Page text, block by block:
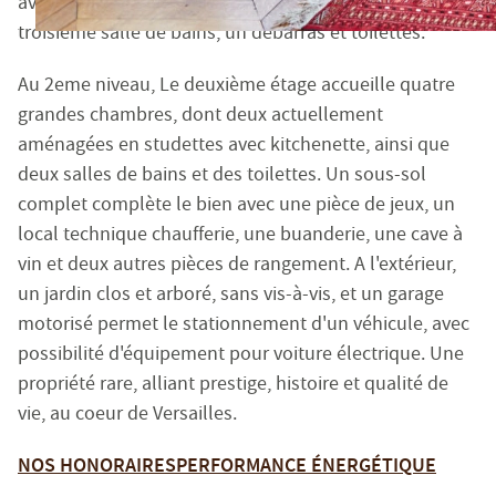
troisième salle de bains, un débarras et toilettes.
Au 2eme niveau, Le deuxième étage accueille quatre
grandes chambres, dont deux actuellement
aménagées en studettes avec kitchenette, ainsi que
deux salles de bains et des toilettes. Un sous-sol
complet complète le bien avec une pièce de jeux, un
local technique chaufferie, une buanderie, une cave à
vin et deux autres pièces de rangement. A l'extérieur,
un jardin clos et arboré, sans vis-à-vis, et un garage
motorisé permet le stationnement d'un véhicule, avec
possibilité d'équipement pour voiture électrique. Une
propriété rare, alliant prestige, histoire et qualité de
vie, au coeur de Versailles.
NOS HONORAIRESPERFORMANCE ÉNERGÉTIQUE
Réglementation :
SARL EMILE GARCIN PROVENCE, titulaire de la carte
Adhérent au Syndicat National des Professionnels
Garantie financière auprès de Q.B.E Europe SA/NV -
Honoraires de négociation : 6 % TTC (5 % + TVA 20
Le médiateur compétent en cas de litige est :
https://recevabilite-mediations.medimmoconso.fr
Aix-en-Provence - Haute-Provence
1 rue du 4 septembre - 13100 Aix-en-Provence
Tel : +33 (0)4 42 54 52 27 -
Succursale de: SARL EMILE GARCIN PROVENCE - 8